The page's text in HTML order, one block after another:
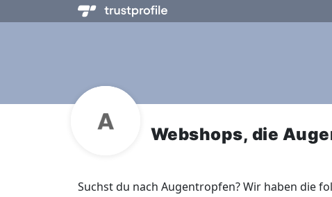
Webshops, die
Suchst du nach Augentropfen? Wir haben die